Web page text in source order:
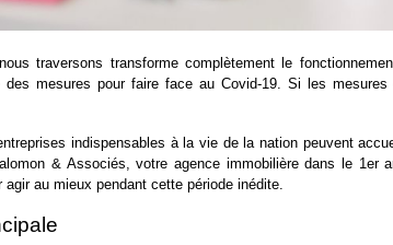
traversons transforme complètement le
des mesures pour faire face au Covid-19. Si les
indispensables à la vie de la nation peuvent
& Associés,votre agence immobilière dans le 1er
au mieux pendant cette période inédite.